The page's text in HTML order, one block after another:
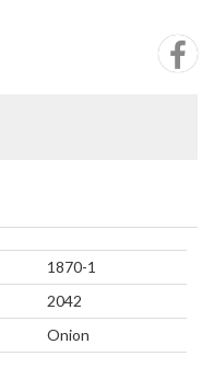
1870-1
2042
Onion